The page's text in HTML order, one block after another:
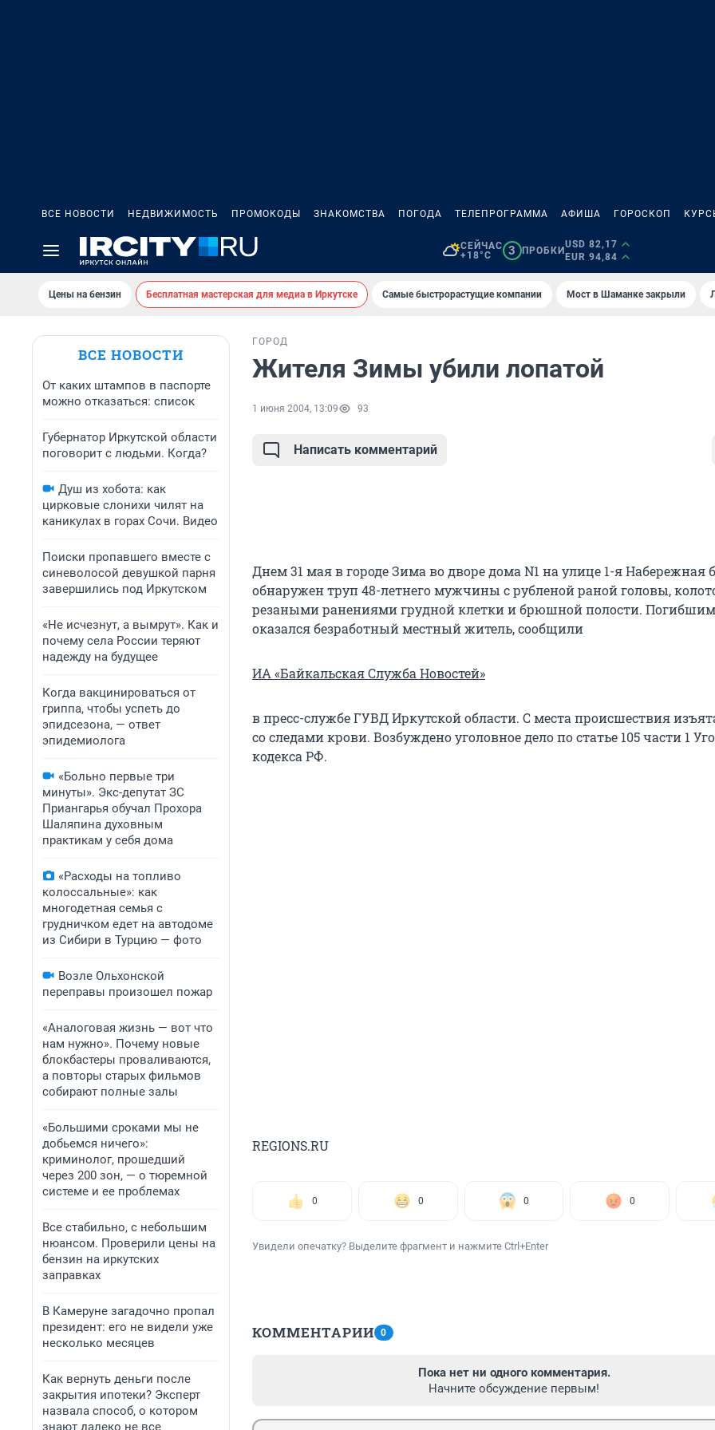
ВСЕ НОВОСТИ НЕДВИЖИМОСТЬ ПРОМОКОДЫ ЗНАКОМСТВА ПОГОДА ТЕЛЕПРОГРАММА АФИША ГОРОСКОП
СЕЙЧАС
+18°C
3 ПРОБКИ
USD 82,17
EUR 94,84
Цены на бензин Бесплатная мастерская для медиа в Иркутске Самые быстрорастущие компании Мост в Шаманке закрыли
ВСЕ НОВОСТИ
От каких штампов в паспорте
можно отказаться: список
Губернатор Иркутской области
поговорит с людьми. Когда?
Душ из хобота: как
цирковые слонихи чилят на
каникулах в горах Сочи. Видео
Поиски пропавшего вместе с
синеволосой девушкой парня
завершились под Иркутском
«Не исчезнут, а вымрут». Как и
почему села России теряют
надежду на будущее
Когда вакцинироваться от
гриппа, чтобы успеть до
эпидсезона, — ответ
эпидемиолога
«Больно первые три
минуты». Экс-депутат ЗС
Приангарья обучал Прохора
Шаляпина духовным
практикам у себя дома
«Расходы на топливо
колоссальные»: как
многодетная семья с
грудничком едет на автодоме
из Сибири в Турцию — фото
Возле Ольхонской
переправы произошел пожар
«Аналоговая жизнь — вот что
нам нужно». Почему новые
блокбастеры проваливаются,
а повторы старых фильмов
собирают полные залы
«Большими сроками мы не
добьемся ничего»:
криминолог, прошедший
через 200 зон, — о тюремной
системе и ее проблемах
Все стабильно, с небольшим
нюансом. Проверили цены на
бензин на иркутских
заправках
В Камеруне загадочно пропал
президент: его не видели уже
несколько месяцев
Как вернуть деньги после
закрытия ипотеки? Эксперт
назвала способ, о котором
знают далеко не все
ГОРОД
Жителя Зимы убили лопатой
1 июня 2004, 13:09 93
Написать комментарий
Днем 31 мая в городе Зима во дворе дома N1 на улице 1-я Набережная
обнаружен труп 48-летнего мужчины с рубленой раной головы,
резаными ранениями грудной клетки и брюшной полости. Погибшим
оказался безработный местный житель, сообщили
ИА «Байкальская Служба Новостей»
в пресс-службе ГУВД Иркутской области. С места происшествия
со следами крови. Возбуждено уголовное дело по статье 105 части 1
кодекса РФ.
REGIONS.RU
0 0 0 0
Увидели опечатку? Выделите фрагмент и нажмите Ctrl+Enter
КОММЕНТАРИИ 0
Пока нет ни одного комментария.
Начните обсуждение первым!